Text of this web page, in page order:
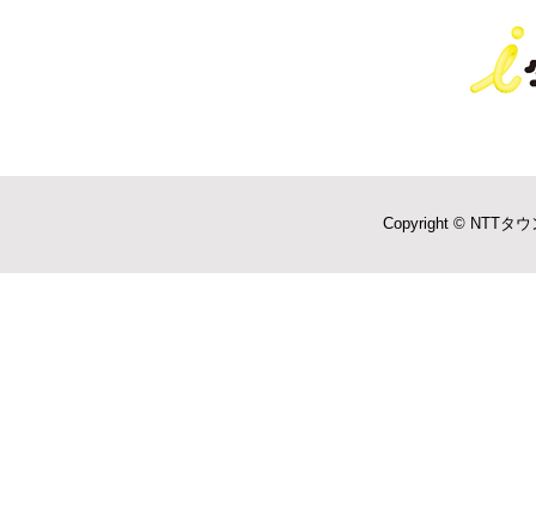
Copyright © NTTタウ